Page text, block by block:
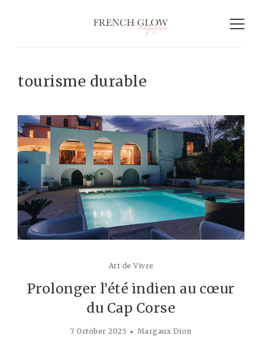
tourisme durable
Art de Vivre
Prolonger l’été indien au cœur
du Cap Corse
7 October 2025 Margaux Dion